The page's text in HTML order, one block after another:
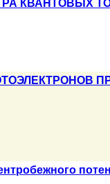
КВАНТОВЫХ